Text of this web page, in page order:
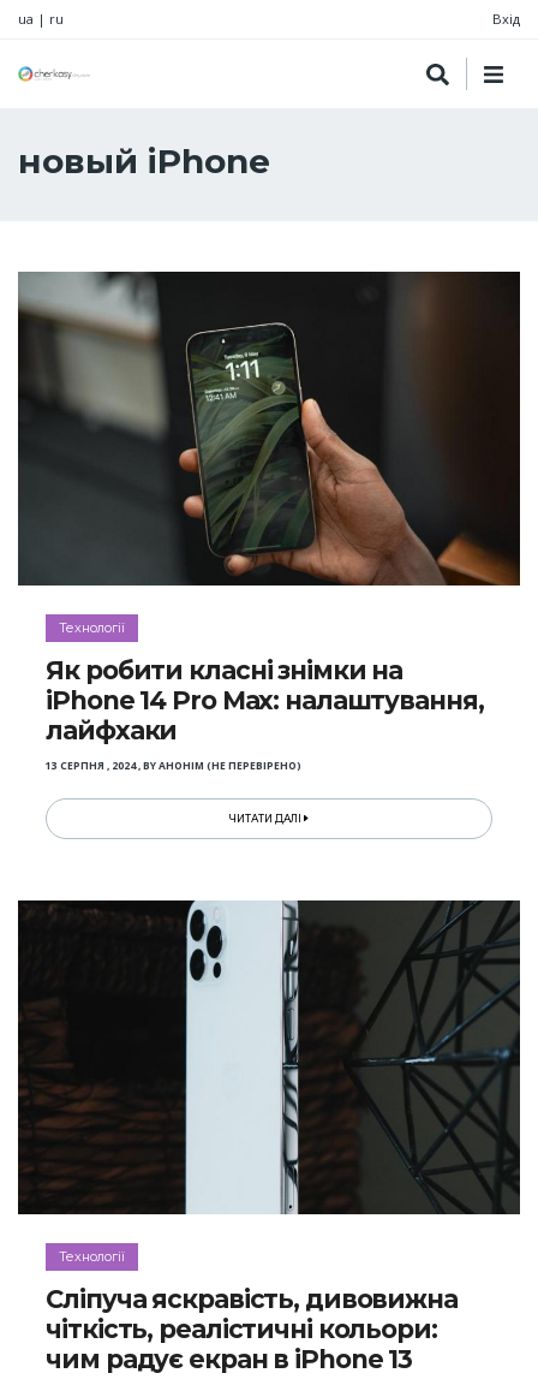
ua | ru Вхід
новый iPhone
Технології
Як робити класні знімки на
iPhone 14 Pro Max: налаштування,
лайфхаки
13 СЕРПНЯ , 2024,BYАНОНІМ (НЕ ПЕРЕВІРЕНО)
ЧИТАТИ ДАЛІ
Технології
Сліпуча яскравість, дивовижна
чіткість, реалістичні кольори:
чим радує екран в iPhone 13